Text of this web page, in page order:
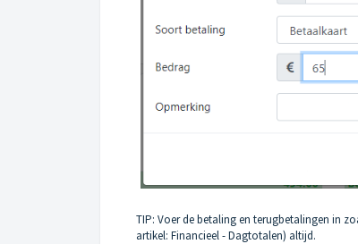
TIP: Voer de betaling en terugbetalingen in
artikel: Financieel - Dagtotalen) altijd.